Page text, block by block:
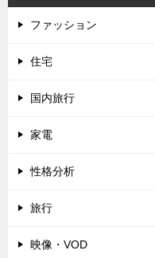
ファッション
住宅
国内旅行
家電
性格分析
旅行
映像・VOD